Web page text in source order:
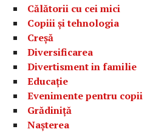
Călătorii cu cei mici
Copiii și tehnologia
Creșă
Diversificarea
Divertisment in familie
Educație
Evenimente pentru copii
Grădiniță
Nașterea